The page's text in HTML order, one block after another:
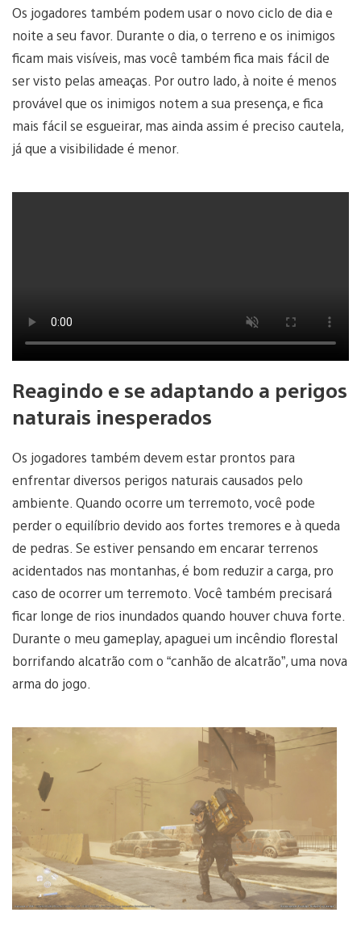
Os jogadores também podem usar o novo ciclo de dia e
noite a seu favor. Durante o dia, o terreno e os inimigos
ficam mais visíveis, mas você também fica mais fácil de
ser visto pelas ameaças. Por outro lado, à noite é menos
provável que os inimigos notem a sua presença, e fica
mais fácil se esgueirar, mas ainda assim é preciso cautela,
já que a visibilidade é menor.
Reagindo e se adaptando a perigos
naturais inesperados
Os jogadores também devem estar prontos para
enfrentar diversos perigos naturais causados pelo
ambiente. Quando ocorre um terremoto, você pode
perder o equilíbrio devido aos fortes tremores e à queda
de pedras. Se estiver pensando em encarar terrenos
acidentados nas montanhas, é bom reduzir a carga, pro
caso de ocorrer um terremoto. Você também precisará
ficar longe de rios inundados quando houver chuva forte.
Durante o meu gameplay, apaguei um incêndio florestal
borrifando alcatrão com o “canhão de alcatrão”, uma nova
arma do jogo.